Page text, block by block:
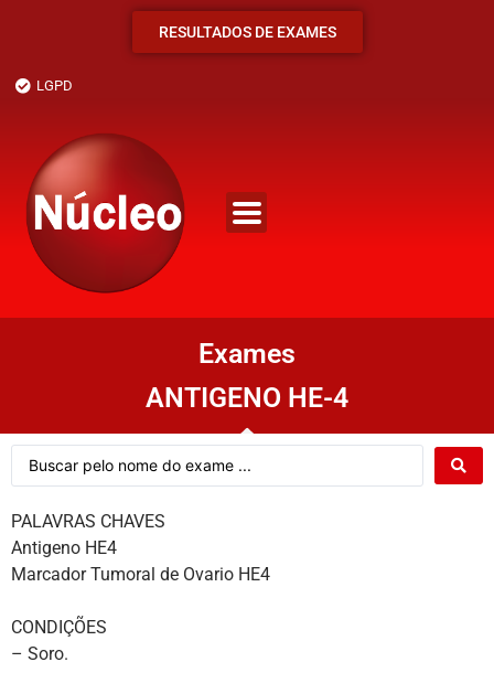
RESULTADOS DE EXAMES
LGPD
Exames
ANTIGENO HE-4
PALAVRAS CHAVES
Antigeno HE4
Marcador Tumoral de Ovario HE4
CONDIÇÕES
– Soro.